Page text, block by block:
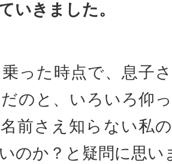
いきました。
った時点で、息子
のと、いろいろ仰
前さえ知らない私
のか？と疑問に思い